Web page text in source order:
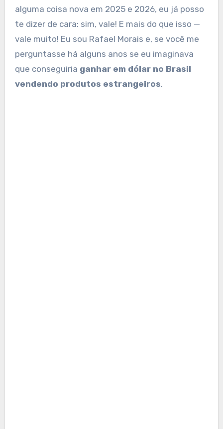
alguma coisa nova em 2025 e 2026, eu já posso
te dizer de cara: sim, vale! E mais do que isso —
vale muito! Eu sou Rafael Morais e, se você me
perguntasse há alguns anos se eu imaginava
que conseguiria ganhar em dólar no Brasil
vendendo produtos estrangeiros.